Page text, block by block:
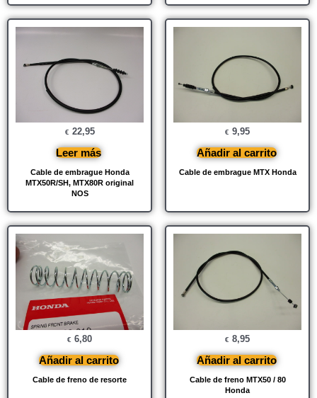
Cable de embrague Honda
MTX50R/SH, MTX80R original
NOS
€ 22,95
Leer más
Cable de embrague MTX Honda
€ 9,95
Añadir al carrito
Cable de freno de resorte
€ 6,80
Añadir al carrito
Cable de freno MTX50 / 80
Honda
€ 8,95
Añadir al carrito